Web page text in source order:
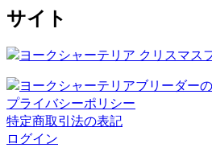
すが、それと同じくらいしつけも
は、飼い主様へのお引渡しの前か
りとした育成を行い、飼い主様へ
っております。
2020.11.27
サイト
プライバシーポリシー
特定商取引法の表記
ログイン